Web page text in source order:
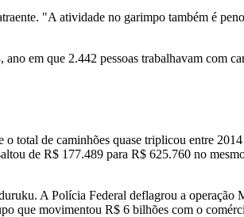
"A atividade no garimpo também é
em que 2.442 pessoas trabalhavam com
total de caminhões quase triplicou entre
de R$ 177.489 para R$ 625.760 no
A Polícia Federal deflagrou a
que movimentou R$ 6 bilhões com o